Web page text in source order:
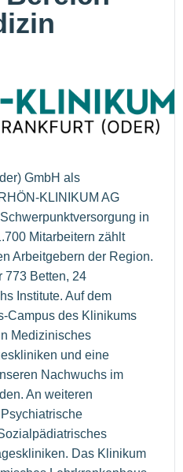
GmbH als
KLINIKUM AG
in
Mitarbeitern zählt
Arbeitgebern der Region.
773 Betten, 24
Institute. Auf dem
Campus des Klinikums
Medizinisches
und eine
Nachwuchs im
An weiteren
Das Klinikum